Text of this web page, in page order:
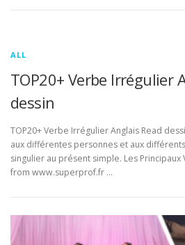
ALL
TOP20+ Verbe Irrégulier
dessin
TOP20+ Verbe Irrégulier Anglais Read
aux différentes personnes et aux
singulier au présent simple. Les
from www.superprof.fr …